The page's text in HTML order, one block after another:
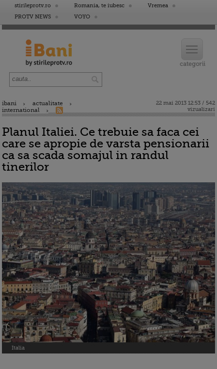
stirileprotv.ro Romania, te iubesc
Vremea
PROTV NEWS
VOYO
ibani
actualitate
international
22 mai 2013 12:53 / 542
vizualizari
Planul Italiei. Ce trebuie sa faca cei
care se apropie de varsta pensionarii
ca sa scada somajul in randul
tinerilor
Italia